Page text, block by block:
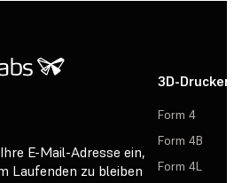
E-Mail-Adresse ein,
Laufenden zu bleiben
3D-Drucker
Form 4
Form 4B
Form 4L